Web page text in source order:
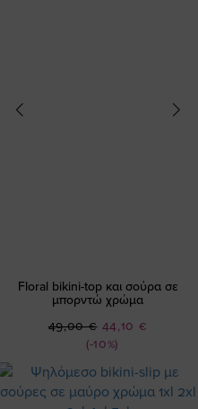
Floral bikini-top και σούρα σε
μπορντώ χρώμα
(-10%)
Ειδική
Τιμή
44,10 €
49,00 €